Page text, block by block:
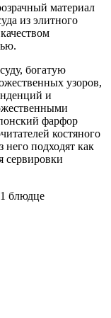
материал
из элитного
богатую
узоров,
и
фарфор
костяного
него подходят как
сервировки
блюдце